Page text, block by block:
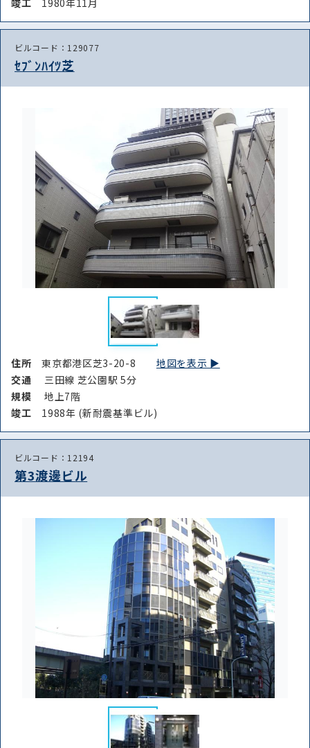
ビルコード：129077
ｾﾌﾞﾝﾊｲﾂ芝
住所東京都港区芝3-20-8 地図を表示 ▶︎
交通
三田線 芝公園駅 5分
規模
地上7階
竣⼯ 1988年 (新耐震基準ビル)
ビルコード：12194
第3渡邊ビル